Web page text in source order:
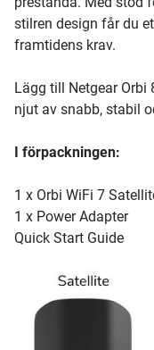
stilren design får du
framtidens krav.
Lägg till Netgear Orbi
njut av snabb, stabil
I förpackningen:
1 x Orbi WiFi 7
1 x Power Adapter
Quick Start Guide